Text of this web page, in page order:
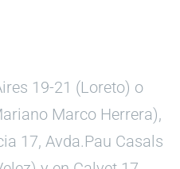
19-21 (Loreto) o
Marco Herrera),
17, Avda.Pau Casals